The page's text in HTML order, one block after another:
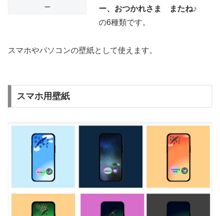
ー
ー、おつかれさま またね♪
の6種類です。
スマホやパソコンの壁紙として使えます。
スマホ用壁紙